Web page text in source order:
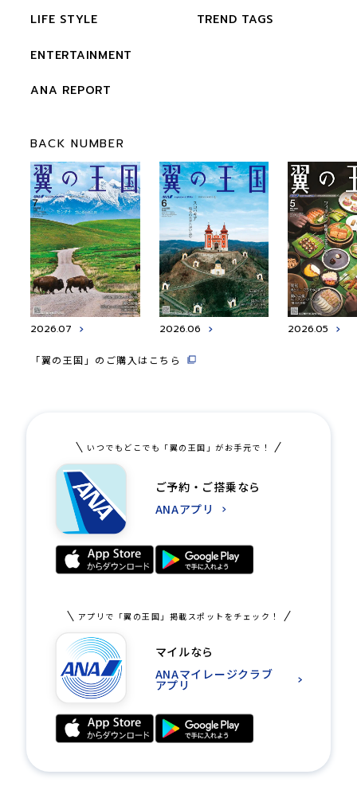
LIFE STYLE
ENTERTAINMENT
ANA REPORT
TREND TAGS
BACK NUMBER
2026.07 2026.06 2026.05
「翼の王国」のご購入はこちら
いつでもどこでも「翼の王国」がお手元で！
ご予約・ご搭乗なら
ANAアプリ
アプリで「翼の王国」掲載スポットをチェック！
マイルなら
ANAマイレージクラブ
アプリ